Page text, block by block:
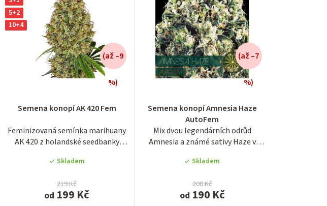
o
d
u
5+2
10+4
Semena konopí AK 420 Fem
Feminizovaná semínka marihuany
AK 420 z holandské seedbanky
Skladem
od 199 Kč
219 Kč
(až –9
%)
produktu
4,0
z
hvězdiček.
Semena konopí Amnesia Haze
AutoFem
Mix dvou legendárních odrůd
Amnesia a známé sativy Haze v
Skladem
od 190 Kč
200 Kč
(až –7
%)